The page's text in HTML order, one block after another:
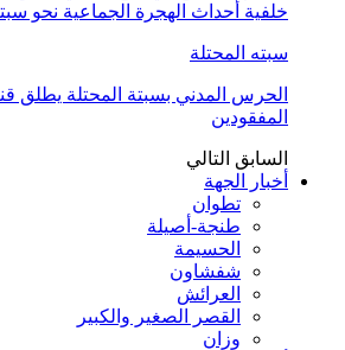
خلفية أحداث الهجرة الجماعية نحو
سبته المحتلة
الحرس المدني بسبتة المحتلة يطلق
المفقودين
السابق التالي
أخبار الجهة
تطوان
طنجة-أصيلة
الحسيمة
شفشاون
العرائش
القصر الصغير والكبير
وزان